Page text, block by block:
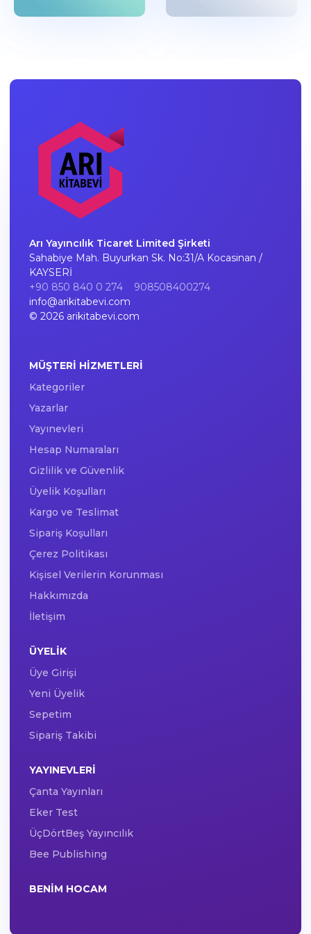
Arı Yayıncılık Ticaret Limited Şirketi
Sahabiye Mah. Buyurkan Sk. No:31/A Kocasinan /
KAYSERİ
+90 850 840 0 274
908508400274
info@arikitabevi.com
© 2026 arikitabevi.com
MÜŞTERI HIZMETLERI
Kategoriler
Yazarlar
Yayınevleri
Hesap Numaraları
Gizlilik ve Güvenlik
Üyelik Koşulları
Kargo ve Teslimat
Sipariş Koşulları
Çerez Politikası
Kişisel Verilerin Korunması
Hakkımızda
İletişim
ÜYELIK
Üye Girişi
Yeni Üyelik
Sepetim
Sipariş Takibi
YAYINEVLERI
Çanta Yayınları
Eker Test
ÜçDörtBeş Yayıncılık
Bee Publishing
BENIM HOCAM